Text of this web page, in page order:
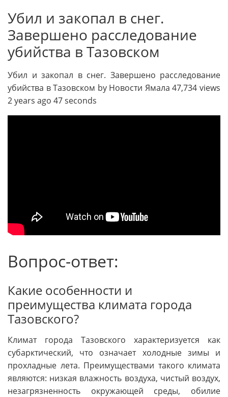
Убил и закопал в снег.
Завершено расследование
убийства в Тазовском
Убил и закопал в снег. Завершено расследование
убийства в Тазовском by Новости Ямала 47,734 views
2 years ago 47 seconds
Вопрос-ответ:
Какие особенности и
преимущества климата города
Тазовского?
Климат города Тазовского характеризуется как
субарктический, что означает холодные зимы и
прохладные лета. Преимуществами такого климата
являются: низкая влажность воздуха, чистый воздух,
незагрязненность окружающей среды, обилие